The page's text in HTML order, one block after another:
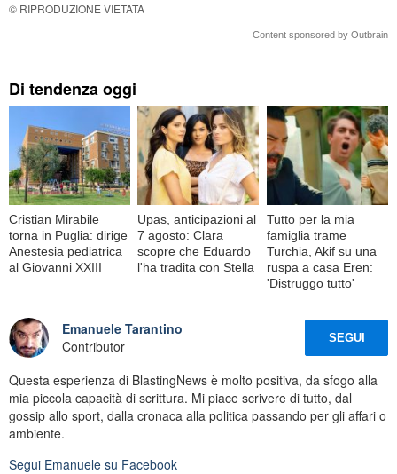
© RIPRODUZIONE VIETATA
Content sponsored by Outbrain
Di tendenza oggi
Cristian Mirabile
torna in Puglia: dirige
Anestesia pediatrica
al Giovanni XXIII
Upas, anticipazioni al
7 agosto: Clara
scopre che Eduardo
l'ha tradita con Stella
Tutto per la mia
famiglia trame
Turchia, Akif su una
ruspa a casa Eren:
'Distruggo tutto'
Emanuele Tarantino
Contributor
SEGUI
Questa esperienza di BlastingNews è molto positiva, da sfogo alla
mia piccola capacità di scrittura. Mi piace scrivere di tutto, dal
gossip allo sport, dalla cronaca alla politica passando per gli affari o
ambiente.
Segui Emanuele su Facebook